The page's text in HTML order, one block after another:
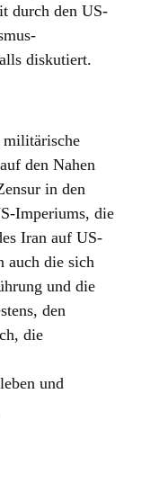
durch den US-
diskutiert.
militärische
den Nahen
in den
Imperiums, die
Iran auf US-
auch die sich
und die
den
die
und